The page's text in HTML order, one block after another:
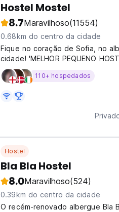
Hostel Mostel
8.7Maravilhoso(11554)
0.68km do centro da cidade
Fique no coração de Sofia, no
cidade! 'MELHOR PEQUENO
uma configuração única em um
reformado110+ hospedados
Hostel
Bla Bla Hostel
8.0Maravilhoso(524)
0.39km do centro da cidade
O recém-renovado albergue Bla